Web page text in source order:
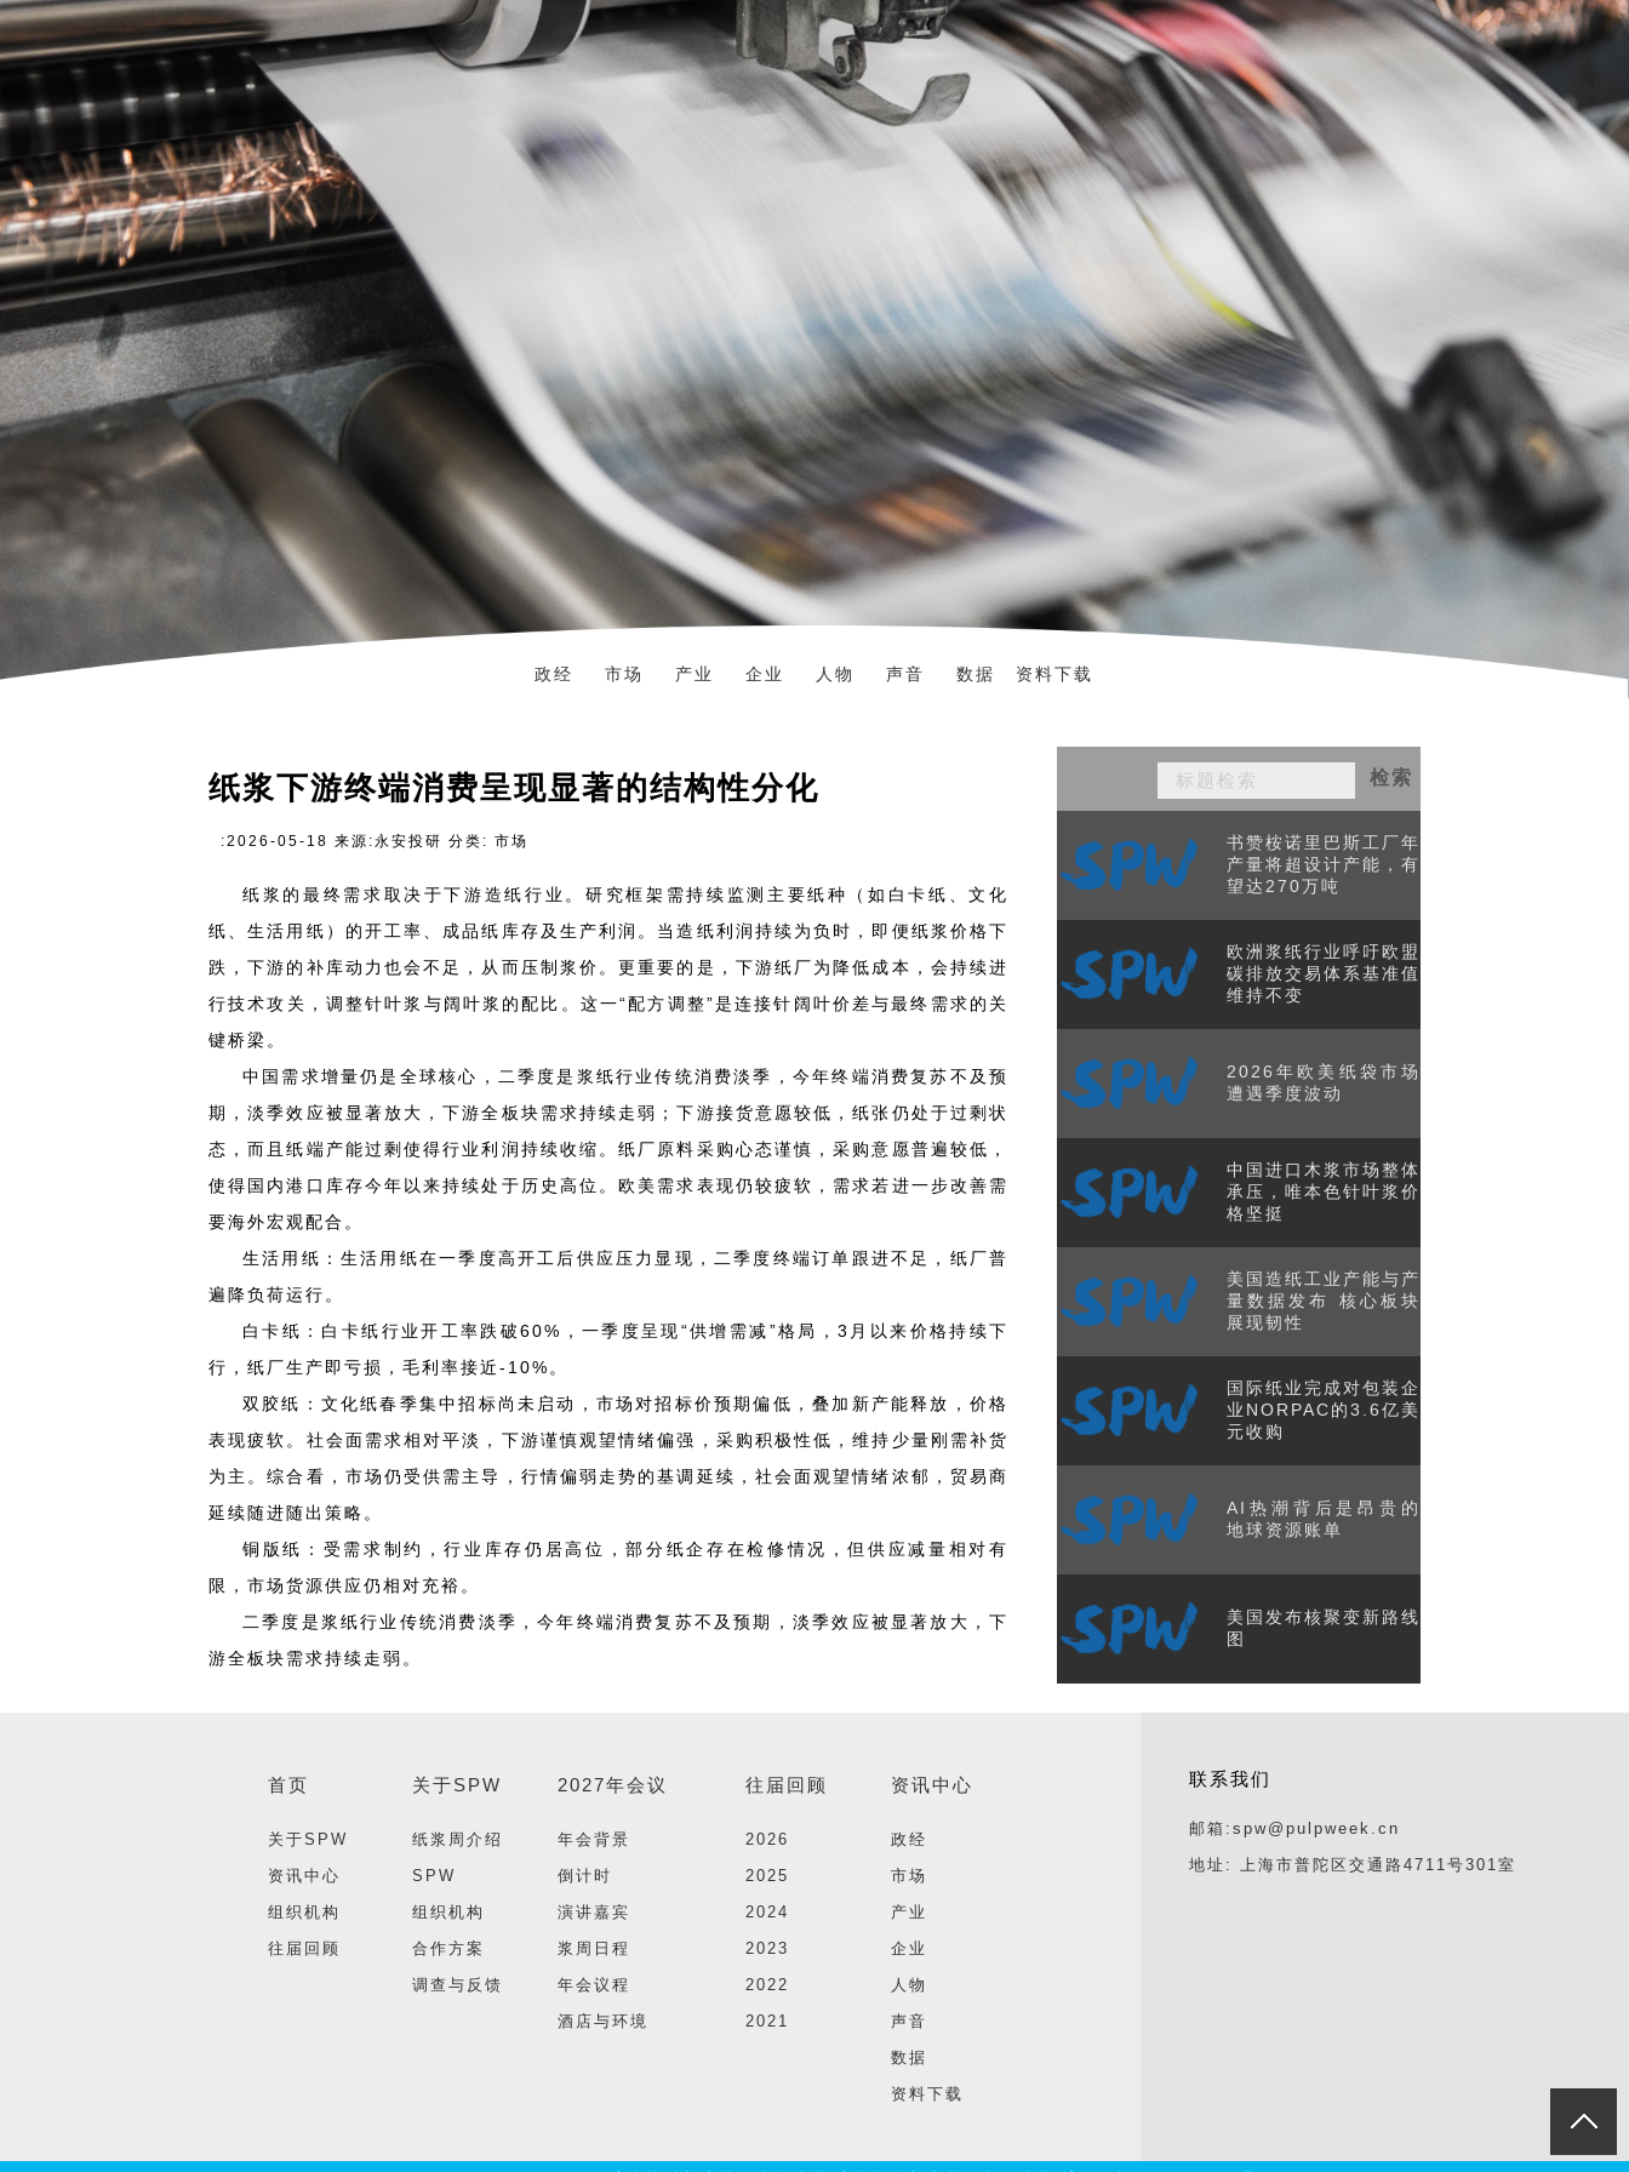
政经 市场 产业 企业 人物 声音 数据 资料下载
纸浆下游终端消费呈现显著的结构性分化
:2026-05-18 来源:永安投研 分类: 市场
纸浆的最终需求取决于下游造纸行业。研究框架需持续监测主要纸种（如白卡纸、文化
纸、生活用纸）的开工率、成品纸库存及生产利润。当造纸利润持续为负时，即便纸浆价格下
跌，下游的补库动力也会不足，从而压制浆价。更重要的是，下游纸厂为降低成本，会持续进
行技术攻关，调整针叶浆与阔叶浆的配比。这一“配方调整”是连接针阔叶价差与最终需求的关
键桥梁。
中国需求增量仍是全球核心，二季度是浆纸行业传统消费淡季，今年终端消费复苏不及预
期，淡季效应被显著放大，下游全板块需求持续走弱；下游接货意愿较低，纸张仍处于过剩状
态，而且纸端产能过剩使得行业利润持续收缩。纸厂原料采购心态谨慎，采购意愿普遍较低，
使得国内港口库存今年以来持续处于历史高位。欧美需求表现仍较疲软，需求若进一步改善需
要海外宏观配合。
生活用纸：生活用纸在一季度高开工后供应压力显现，二季度终端订单跟进不足，纸厂普
遍降负荷运行。
白卡纸：白卡纸行业开工率跌破60%，一季度呈现“供增需减”格局，3月以来价格持续下
行，纸厂生产即亏损，毛利率接近-10%。
双胶纸：文化纸春季集中招标尚未启动，市场对招标价预期偏低，叠加新产能释放，价格
表现疲软。社会面需求相对平淡，下游谨慎观望情绪偏强，采购积极性低，维持少量刚需补货
为主。综合看，市场仍受供需主导，行情偏弱走势的基调延续，社会面观望情绪浓郁，贸易商
延续随进随出策略。
铜版纸：受需求制约，行业库存仍居高位，部分纸企存在检修情况，但供应减量相对有
限，市场货源供应仍相对充裕。
二季度是浆纸行业传统消费淡季，今年终端消费复苏不及预期，淡季效应被显著放大，下
游全板块需求持续走弱。
检索
书赞桉诺里巴斯工厂年
产量将超设计产能，有
望达270万吨
欧洲浆纸行业呼吁欧盟
碳排放交易体系基准值
维持不变
2026年欧美纸袋市场
遭遇季度波动
中国进口木浆市场整体
承压，唯本色针叶浆价
格坚挺
美国造纸工业产能与产
量数据发布 核心板块
展现韧性
国际纸业完成对包装企
业NORPAC的3.6亿美
元收购
AI热潮背后是昂贵的
地球资源账单
美国发布核聚变新路线
图
首页
关于SPW
资讯中心
组织机构
往届回顾
关于SPW
纸浆周介绍
SPW
组织机构
合作方案
调查与反馈
2027年会议
年会背景
倒计时
演讲嘉宾
浆周日程
年会议程
酒店与环境
往届回顾
2026
2025
2024
2023
2022
2021
资讯中心
政经
市场
产业
企业
人物
声音
数据
资料下载
联系我们
邮箱:spw@pulpweek.cn
地址: 上海市普陀区交通路4711号301室